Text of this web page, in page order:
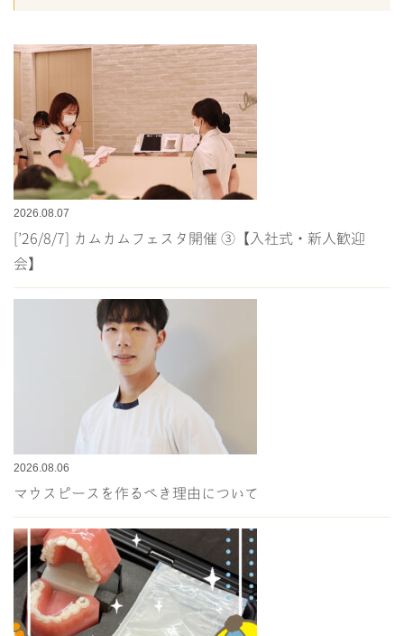
2026.08.07
[’26/8/7] カムカムフェスタ開催 ③【入社式・新人歓迎
会】
2026.08.06
マウスピースを作るべき理由について